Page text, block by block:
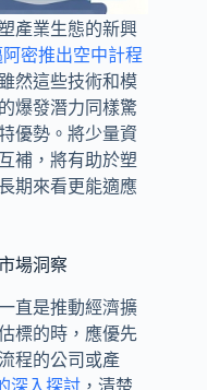
產業生態的新興
阿密推出空中計程
然這些技術和模
爆發潛力同樣驚
優勢。將少量資
補，將有助於塑
期來看更能適應
場洞察
直是推動經濟擴
標的時，應優先
程的公司或產
深入探討 ，清楚